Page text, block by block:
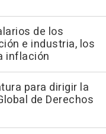
de los
e industria, los
inflación
para dirigir la
de Derechos